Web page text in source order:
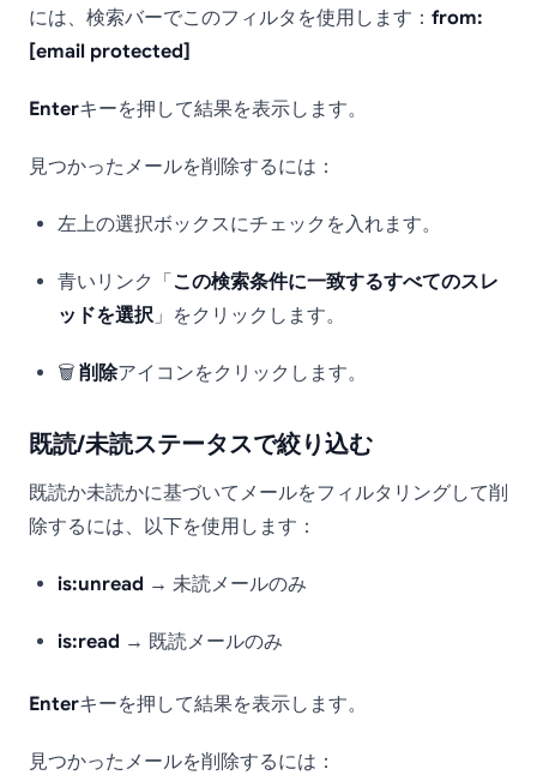
には、検索バーでこのフィルタを使用します： from:
[email protected]
Enterキーを押して結果を表示します。
見つかったメールを削除するには：
左上の選択ボックスにチェックを入れます。
青いリンク「 この検索条件に一致するすべてのスレ
ッドを選択 」をクリックします。
🗑️ 削除アイコンをクリックします。
既読/未読ステータスで絞り込む
既読か未読かに基づいてメールをフィルタリングして削
除するには、以下を使用します：
is:unread → 未読メールのみ
is:read → 既読メールのみ
Enterキーを押して結果を表示します。
見つかったメールを削除するには：